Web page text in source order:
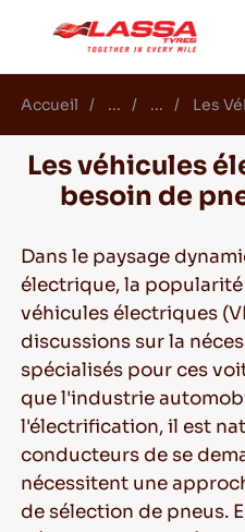
TOUS LES PNEUS
TROUVER UN
BLOG & VIDEOS
ALLEZ AVEC LASSA!
SERVICE & AIDE
Accueil ... ... Les
Les véhicules
besoin de
Dans le paysage
électrique, la
véhicules électriques
discussions sur la
spécialisés pour ces
que l'industrie
l'électrification, il est
conducteurs de se
nécessitent une
de sélection de pneus.